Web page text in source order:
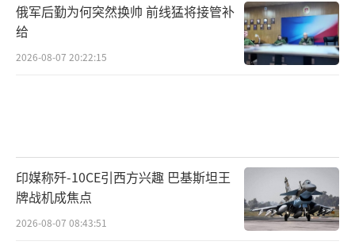
国宪章》原则为基础，由盟友共同维护。法国
外长巴罗7日表示，美国攻击另一个北约国家完
全违背自身利益。
序、主权原则以及北极安全战略的核心关切。
尽管欧盟成员国在对美关系和安全依赖程度上
存在差异，但在反对改变格陵兰岛地位、维护
丹麦主权的问题上，却形成了罕见共识。
俄军后勤为何突然换帅 前线猛将接管补
给
2026-08-07 20:22:15
印媒称歼-10CE引西方兴趣 巴基斯坦王
牌战机成焦点
2026-08-07 08:43:51